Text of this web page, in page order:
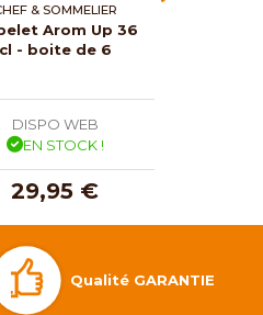
& SOMMELIER
Arom Up 36
cl - boite de 6
DISPO WEB
EN STOCK !
29,95 €
Qualité GARANTIE